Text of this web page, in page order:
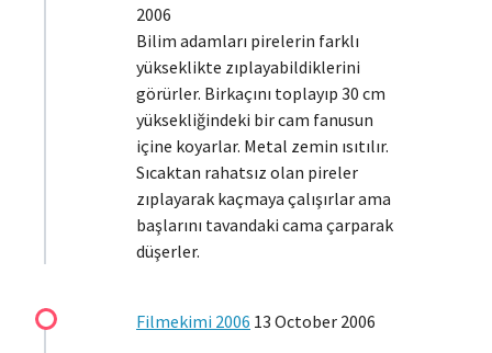
2006
Bilim adamları pirelerin farklı
yükseklikte zıplayabildiklerini
görürler. Birkaçını toplayıp 30 cm
yüksekliğindeki bir cam fanusun
içine koyarlar. Metal zemin ısıtılır.
Sıcaktan rahatsız olan pireler
zıplayarak kaçmaya çalışırlar ama
başlarını tavandaki cama çarparak
düşerler.
Filmekimi 2006 13 October 2006